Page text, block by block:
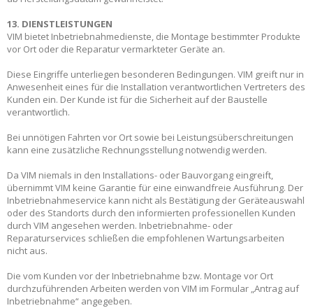
13. DIENSTLEISTUNGEN
VIM bietet Inbetriebnahmedienste, die Montage bestimmter Produkte
vor Ort oder die Reparatur vermarkteter Geräte an.
Diese Eingriffe unterliegen besonderen Bedingungen. VIM greift nur in
Anwesenheit eines für die Installation verantwortlichen Vertreters des
Kunden ein. Der Kunde ist für die Sicherheit auf der Baustelle
verantwortlich.
Bei unnötigen Fahrten vor Ort sowie bei Leistungsüberschreitungen
kann eine zusätzliche Rechnungsstellung notwendig werden.
Da VIM niemals in den Installations- oder Bauvorgang eingreift,
übernimmt VIM keine Garantie für eine einwandfreie Ausführung. Der
Inbetriebnahmeservice kann nicht als Bestätigung der Geräteauswahl
oder des Standorts durch den informierten professionellen Kunden
durch VIM angesehen werden. Inbetriebnahme- oder
Reparaturservices schließen die empfohlenen Wartungsarbeiten
nicht aus.
Die vom Kunden vor der Inbetriebnahme bzw. Montage vor Ort
durchzuführenden Arbeiten werden von VIM im Formular „Antrag auf
Inbetriebnahme“ angegeben.